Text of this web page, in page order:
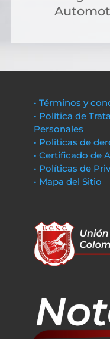
• Términos y
• Política de
Personales
• Políticas de
• Certificado de
• Políticas de
• Mapa del Sitio